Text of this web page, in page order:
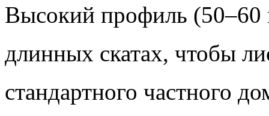
Высокий профиль (50–60
длинных скатах, чтобы
стандартного частного